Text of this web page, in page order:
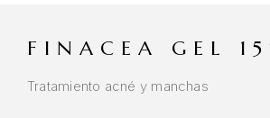
FINACEA GEL
Tratamiento acné y manchas